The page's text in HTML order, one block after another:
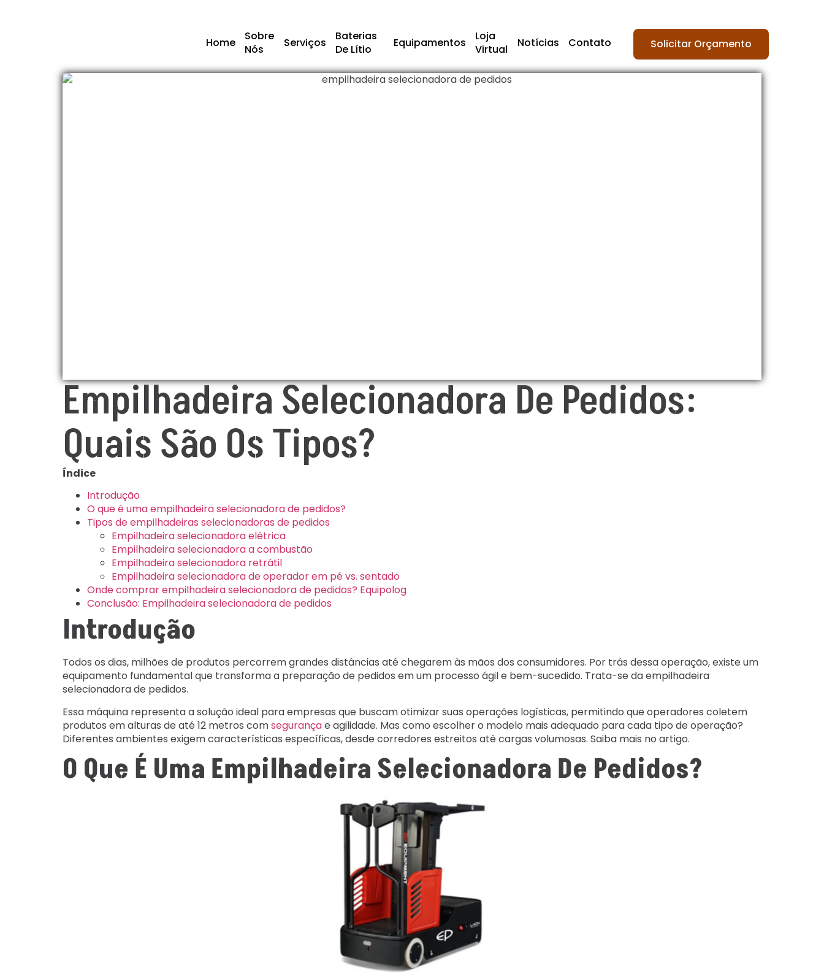
Home
Sobre
Nós
Serviços
Baterias
De Lítio
Equipamentos
Loja
Virtual
Notícias Contato Solicitar Orçamento
Empilhadeira Selecionadora De Pedidos:
Quais São Os Tipos?
Índice
Introdução
O que é uma empilhadeira selecionadora de pedidos?
Tipos de empilhadeiras selecionadoras de pedidos
Empilhadeira selecionadora elétrica
Empilhadeira selecionadora a combustão
Empilhadeira selecionadora retrátil
Empilhadeira selecionadora de operador em pé vs. sentado
Onde comprar empilhadeira selecionadora de pedidos? Equipolog
Conclusão: Empilhadeira selecionadora de pedidos
Introdução
Todos os dias, milhões de produtos percorrem grandes distâncias até chegarem às mãos dos consumidores. Por trás dessa operação, existe um
equipamento fundamental que transforma a preparação de pedidos em um processo ágil e bem-sucedido. Trata-se da empilhadeira
selecionadora de pedidos.
Essa máquina representa a solução ideal para empresas que buscam otimizar suas operações logísticas, permitindo que operadores coletem
produtos em alturas de até 12 metros comsegurançae agilidade. Mas como escolher o modelo mais adequado para cada tipo de operação?
Diferentes ambientes exigem características específicas, desde corredores estreitos até cargas volumosas. Saiba mais no artigo.
O Que É Uma Empilhadeira Selecionadora De Pedidos?